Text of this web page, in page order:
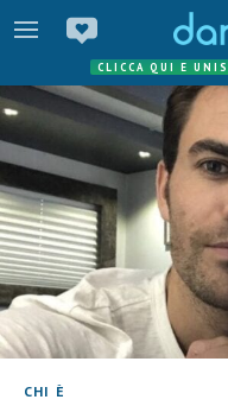
CLICCA QUI E
CHI È